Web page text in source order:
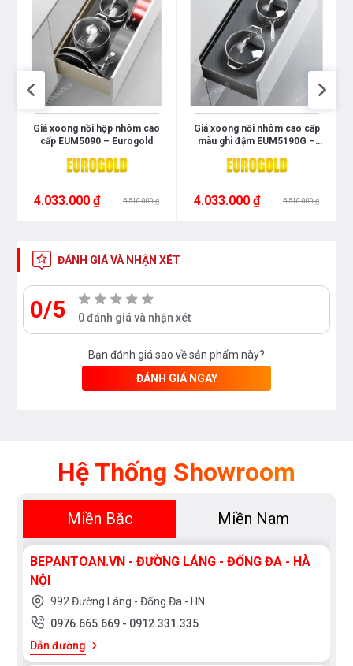
Giá xoong nồi hộp nhôm cao
cấp EUM5090 – Eurogold
4.033.000 ₫ 5.510.000 ₫
Giá xoong nồi nhôm cao cấp
màu ghi đậm EUM5190G –
4.033.000 ₫ 5.510.000 ₫
ĐÁNH GIÁ VÀ NHẬN XÉT
0/5 0 đánh giá và nhận xét
Bạn đánh giá sao về sản phẩm này?
ĐÁNH GIÁ NGAY
Hệ Thống Showroom
Miền Bắc Miền Nam
BEPANTOAN.VN - ĐƯỜNG LÁNG - ĐỐNG ĐA - HÀ
NỘI
992 Đường Láng - Đống Đa - HN
0976.665.669 - 0912.331.335
Dẫn đường